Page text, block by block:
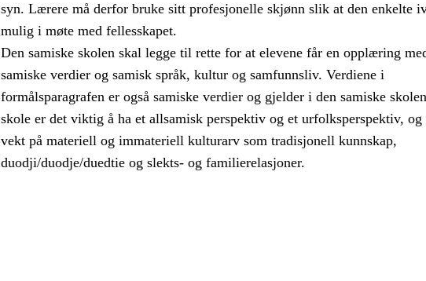
syn. Lærere må derfor bruke sitt profesjonelle skjønn slik at den enkelte
mulig i møte med fellesskapet.
Den samiske skolen skal legge til rette for at elevene får en opplæring
samiske verdier og samisk språk, kultur og samfunnsliv. Verdiene i
formålsparagrafen er også samiske verdier og gjelder i den samiske
skole er det viktig å ha et allsamisk perspektiv og et urfolksperspektiv, og
vekt på materiell og immateriell kulturarv som tradisjonell kunnskap,
duodji/duodje/duedtie og slekts- og familierelasjoner.